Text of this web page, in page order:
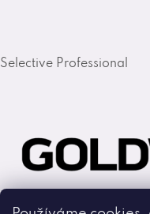
Selective Professional